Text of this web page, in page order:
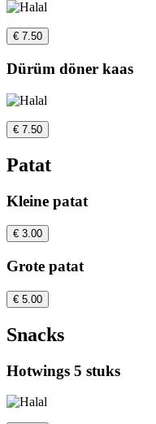
€ 7.50
Dürüm döner kaas
€ 7.50
Patat
Kleine patat
€ 3.00
Grote patat
€ 5.00
Snacks
Hotwings 5 stuks